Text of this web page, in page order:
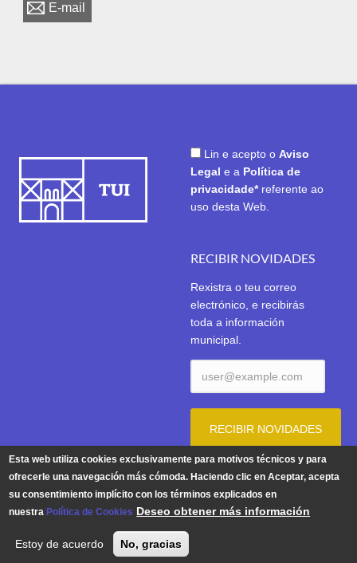
E-mail
Lin e acepto o Aviso
Legal e a Política de
privacidade* referente ao
uso desta Web.
RECIBIR NOVIDADES
Rexistra o teu correo
electrónico, e recibirás
toda a información
municipal.
Aviso Legal |Política de Privacidade|Política de Cookies
© 2026 | Concello de Tui. Praza do Concello 1. 36700 TUI -
Teléfono: 986 603 625
Esta web utiliza cookies exclusivamente para motivos técnicos y para
ofrecerle una navegación más cómoda. Haciendo clic en Aceptar, acepta
su consentimiento implícito con los términos explicados en
nuestra Política de Cookies Deseo obtener más información
Estoy de acuerdo No, gracias